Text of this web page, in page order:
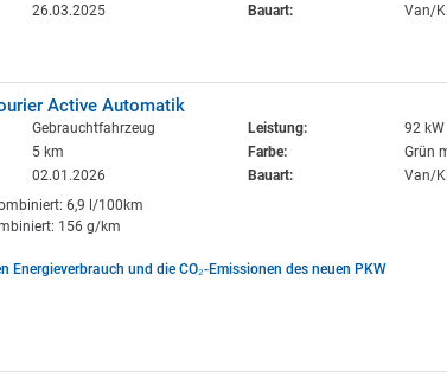
26.03.2025
Bauart:
Van/
Active Automatik
Gebrauchtfahrzeug
5 km
02.01.2026
Leistung:
92
Farbe:
Grün
Bauart:
Van/
6,9 l/100km
156 g/km
Energieverbrauch und die CO₂-Emissionen des neuen PKW